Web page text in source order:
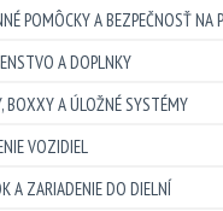
POMÔCKY A BEZPEČNOSŤ NA
A DOPLNKY
BOXXY A ÚLOŽNÉ SYSTÉMY
VOZIDIEL
A ZARIADENIE DO DIELNÍ